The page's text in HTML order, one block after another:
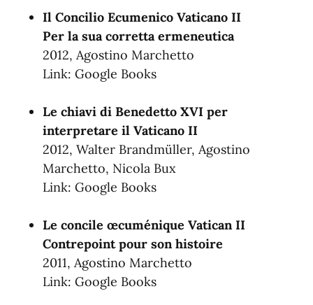
Il Concilio Ecumenico Vaticano II
Per la sua corretta ermeneutica
2012, Agostino Marchetto
Link:Google Books
Le chiavi di Benedetto XVI per
interpretare il Vaticano II
2012, Walter Brandmüller, ‎Agostino
Marchetto, ‎Nicola Bux
Link:Google Books
Le concile œcuménique Vatican II
Contrepoint pour son histoire
2011, Agostino Marchetto
Link:Google Books